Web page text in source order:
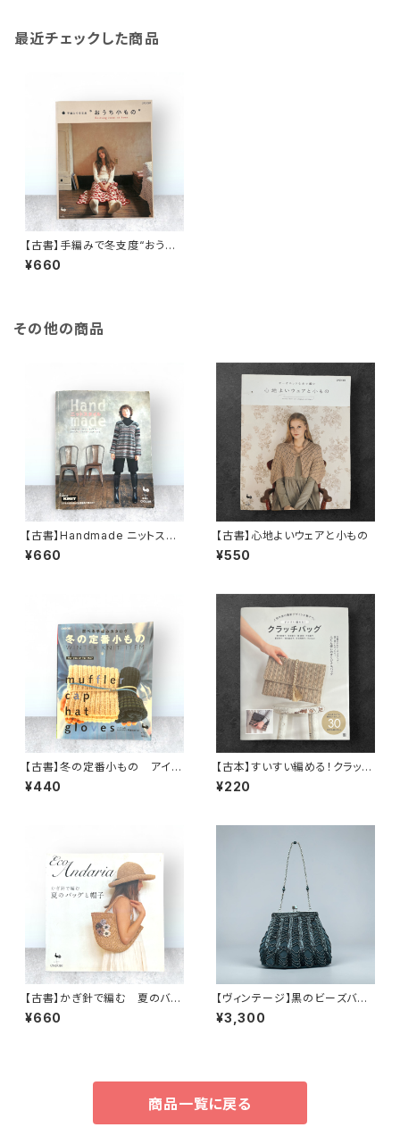
最近チェックした商品
【古書】手編みで冬支度“おうち
小もの”
¥660
その他の商品
【古書】Handmade ニットスタ
イル
¥660
【古書】心地よいウェアと小もの
¥550
【古書】冬の定番小もの アイテ
ム別、わかりやすい写真解説つき
¥440
【古本】すいすい編める！クラッチ
バッグ
¥220
【古書】かぎ針で編む 夏のバッ
グと帽子
¥660
【ヴィンテージ】黒のビーズバッ
グ
¥3,300
商品一覧に戻る